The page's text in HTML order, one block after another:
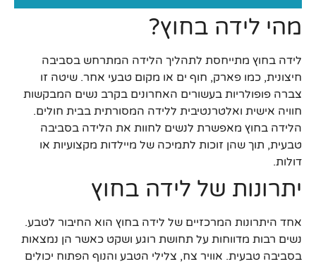
מהי לידה בחוץ?
לידה בחוץ מתייחסת לתהליך הלידה המתרחש בסביבה
חיצונית, כמו פארק, חוף ים או מקום טבעי אחר. שיטה זו
צברה פופולריות בעשורים האחרונים בקרב נשים המבקשות
חוויה אישית ואלטרנטיבית ללידה המסורתית בבית חולים.
הלידה בחוץ מאפשרת לנשים לחוות את הלידה בסביבה
טבעית, תוך שהן זוכות לתמיכה של מיילדות מקצועיות או
דולות.
יתרונות של לידה בחוץ
אחד היתרונות המרכזיים של לידה בחוץ הוא החיבור לטבע.
נשים רבות מדווחות על תחושת רוגע ושקט כאשר הן נמצאות
בסביבה טבעית. אוויר צח, צלילי הטבע והנוף הפתוח יכולים